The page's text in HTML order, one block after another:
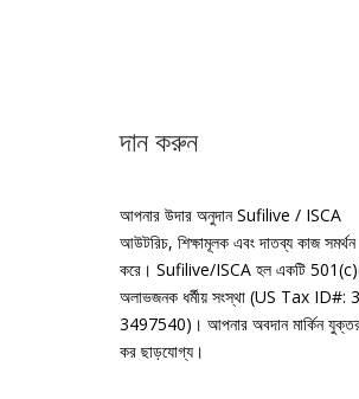
দান করুন
আপনার উদার অনুদান Sufilive / ISCA
আউটরিচ, শিক্ষামূলক এবং দাতব্য কাজ সমর্থন
করে। Sufilive/ISCA হল একটি
অলাভজনক ধর্মীয় সংস্থা (US Tax ID#:
3497540)। আপনার অবদান মার্কিন
কর ছাড়যোগ্য।